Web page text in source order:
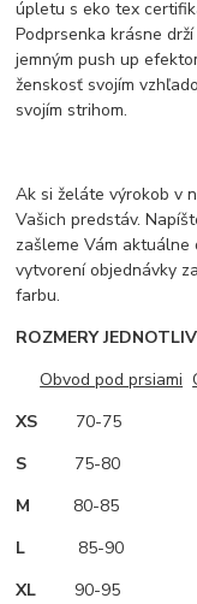
úpletu s eko tex
Podprsenka krásne
jemným push up
ženskosť svojím
svojím strihom.
Ak si želáte výrokob v
Vašich predstáv.
zašleme Vám
vytvorení objednávky
farbu.
ROZMERY
Obvod pod prsiami
XS 70-75
S 75-80
M 80-85
L 85-90
XL 90-95